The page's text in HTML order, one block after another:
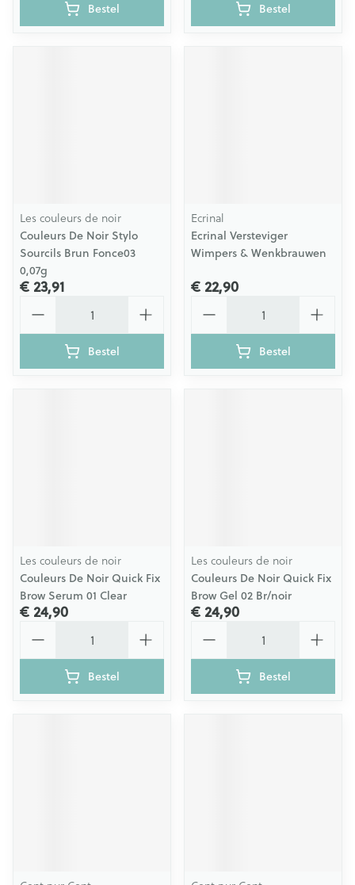
Bestel Bestel
Les couleurs de noir
Couleurs De Noir Stylo
Sourcils Brun Fonce03
0,07g
€ 23,91
Bestel
Ecrinal
Ecrinal Versteviger
Wimpers & Wenkbrauwen
€ 22,90
Bestel
Les couleurs de noir
Couleurs De Noir Quick Fix
Brow Serum 01 Clear
€ 24,90
Bestel
Les couleurs de noir
Couleurs De Noir Quick Fix
Brow Gel 02 Br/noir
€ 24,90
Bestel